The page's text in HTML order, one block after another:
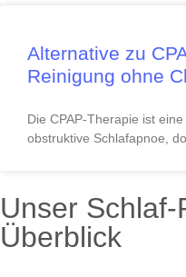
Alternative zu
Reinigung ohne
Die CPAP-Therapie ist
obstruktive Schlafapnoe,
Unser
Überblick